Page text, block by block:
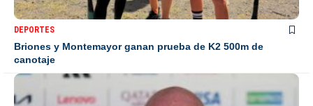
DEPORTES
Briones y Montemayor ganan prueba de K2 500m de
canotaje